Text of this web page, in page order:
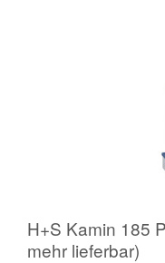
H+S Kamin 185
mehr lieferbar)